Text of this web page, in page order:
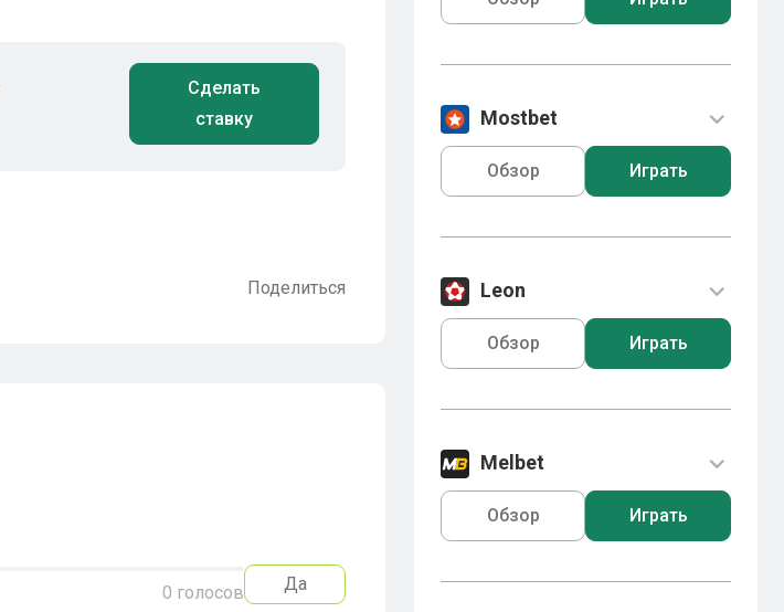
Сделать
ставку
Поделиться
0 голосов Да
Mostbet
Обзор Играть
Leon
Обзор Играть
Melbet
Обзор Играть